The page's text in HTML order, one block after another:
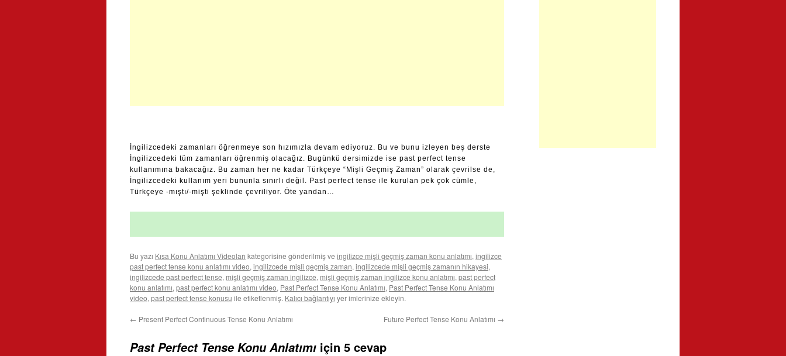
İngilizcedeki zamanları öğrenmeye son hızımızla devam ediyoruz. Bu ve bunu izleyen beş derste
İngilizcedeki tüm zamanları öğrenmiş olacağız. Bugünkü dersimizde ise past perfect tense
kullanımına bakacağız. Bu zaman her ne kadar Türkçeye “Mişli Geçmiş Zaman” olarak çevrilse de,
İngilizcedeki kullanım yeri bununla sınırlı değil. Past perfect tense ile kurulan pek çok cümle,
Türkçeye -mıştı/-mişti şeklinde çevriliyor. Öte yandan…
Bu yazı Kısa Konu Anlatımı Videoları kategorisine gönderilmiş ve ingilizce mişli geçmiş zaman konu anlatımı, ingilizce
past perfect tense konu anlatımı video, ingilizcede mişli geçmiş zaman, ingilizcede mişli geçmiş zamanın hikayesi,
ingilizcede past perfect tense, mişli geçmiş zaman ingilizce, mişli geçmiş zaman ingilizce konu anlatımı, past perfect
konu anlatımı, past perfect konu anlatımı video, Past Perfect Tense Konu Anlatımı, Past Perfect Tense Konu Anlatımı
video, past perfect tense konusu ile etiketlenmiş. Kalıcı bağlantıyı yer imlerinize ekleyin.
← Present Perfect Continuous Tense Konu Anlatımı Future Perfect Tense Konu Anlatımı →
Past Perfect Tense Konu Anlatımı için 5 cevap